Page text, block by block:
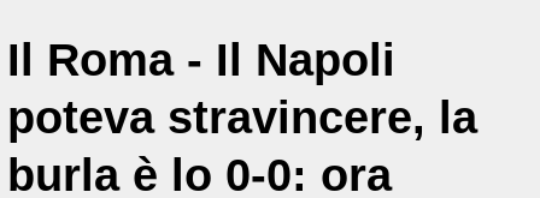
Il Roma - Il Napoli
poteva stravincere, la
burla è lo 0-0: ora